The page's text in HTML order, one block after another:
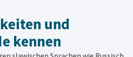
und
kennen